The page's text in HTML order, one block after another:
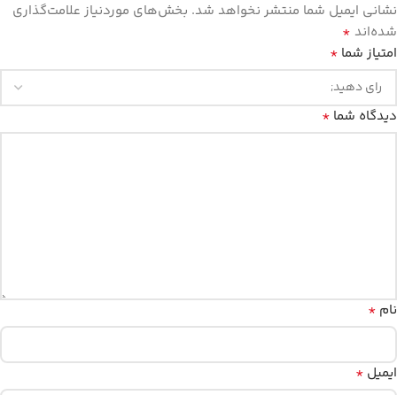
نشانی ایمیل شما منتشر نخواهد شد. بخش‌های موردنیاز علامت‌گذاری
شده‌اند *
امتیاز شما *
دیدگاه شما *
نام *
ایمیل *